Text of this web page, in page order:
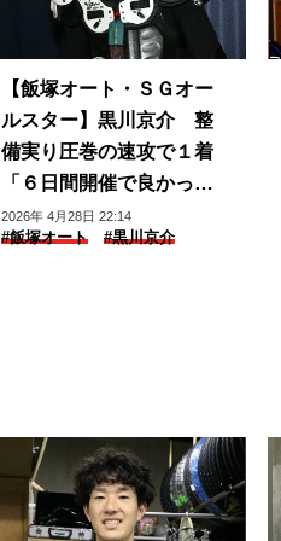
【飯塚オート・ＳＧオー
ルスター】黒川京介 整
備実り圧巻の速攻で１着
「６日間開催で良かっ
た」
2026年 4月28日 22:14
#飯塚オート #黒川京介